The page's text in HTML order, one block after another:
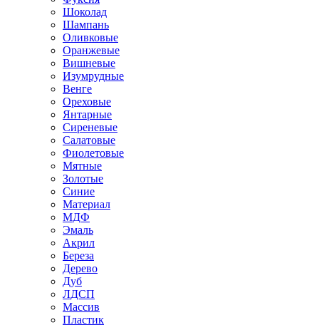
Шоколад
Шампань
Оливковые
Оранжевые
Вишневые
Изумрудные
Венге
Ореховые
Янтарные
Сиреневые
Салатовые
Фиолетовые
Мятные
Золотые
Синие
Материал
МДФ
Эмаль
Акрил
Береза
Дерево
Дуб
ЛДСП
Массив
Пластик